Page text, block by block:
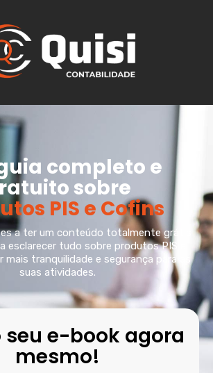
completo e
sobre
PIS e Cofins
a ter um conteúdo totalmente grátis
esclarecer tudo sobre produtos PIS e
tranquilidade e segurança para as
suas atividades.
seu e-book agora
mesmo!